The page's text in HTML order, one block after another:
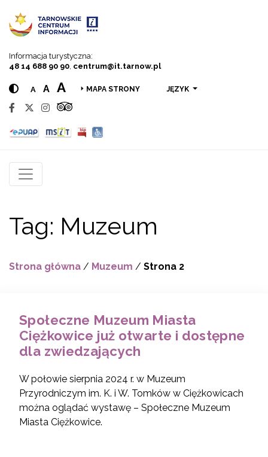
Informacja turystyczna:
48 14 688 90 90 centrum@it.tarnow.pl
A A A MAPA STRONY JĘZYK
Tag: Muzeum
Strona główna / Muzeum / Strona 2
Społeczne Muzeum Miasta
Ciężkowice już otwarte i dostępne
dla zwiedzających
W połowie sierpnia 2024 r. w Muzeum
Przyrodniczym im. K. i W. Tomków w Ciężkowicach
można oglądać wystawę – Społeczne Muzeum
Miasta Ciężkowice.